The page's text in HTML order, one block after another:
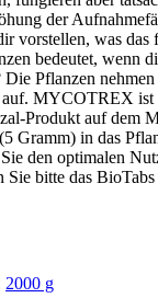
der
vorstellen, was das
bedeutet, wenn
Die Pflanzen nehmen
MYCOTREX ist
Produkt auf dem
Gramm) in das
den optimalen
Sie bitte das BioTabs
2000 g